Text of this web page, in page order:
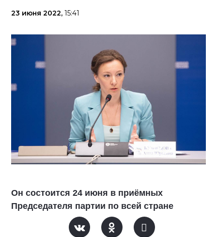
23 июня 2022, 15:41
Он состоится 24 июня в приёмных
Председателя партии по всей стране